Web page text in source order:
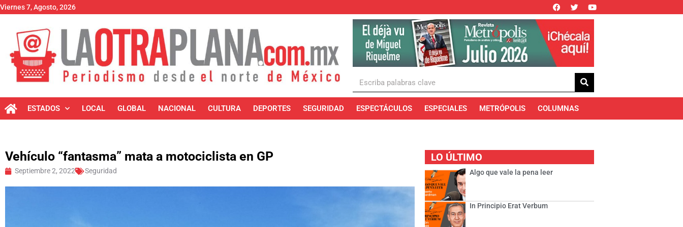
Viernes 7, Agosto, 2026
ESTADOS LOCAL GLOBAL NACIONAL CULTURA DEPORTES SEGURIDAD ESPECTÁCULOS ESPECIALES METRÓPOLIS COLUMNAS
Vehículo “fantasma” mata a motociclista en GP
Septiembre 2, 2022 Seguridad
LO ÚLTIMO
Algo que vale la pena leer
In Principio Erat Verbum